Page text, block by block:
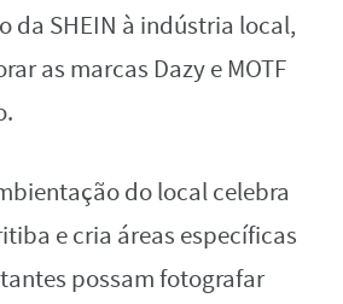
da SHEIN à indústria local,
as marcas Dazy e MOTF
do local celebra
e cria áreas específicas
possam fotografar